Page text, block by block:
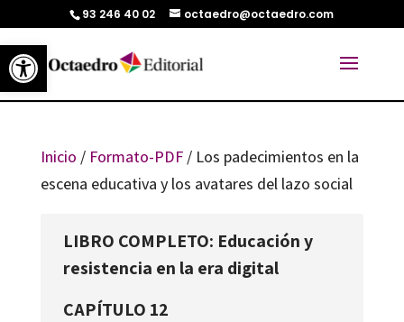
Abrir barra de herramientas
93 246 40 02 octaedro@octaedro.com
Inicio / Formato-PDF/ Los padecimientos en la
escena educativa y los avatares del lazo social
LIBRO COMPLETO: Educación y
resistencia en la era digital
CAPÍTULO 12